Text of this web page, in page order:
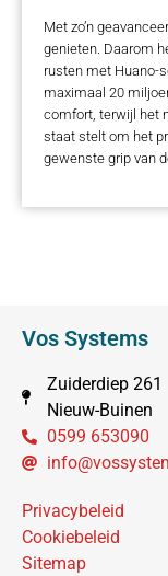
Met zo’n
genieten. Daarom
rusten met Huano-
maximaal 20
comfort, terwijl het
staat stelt om het
gewenste grip van
Vos Systems
Zuiderdiep 261
Nieuw-Buinen
0599 653090
Privacybeleid
Cookiebeleid
Sitemap